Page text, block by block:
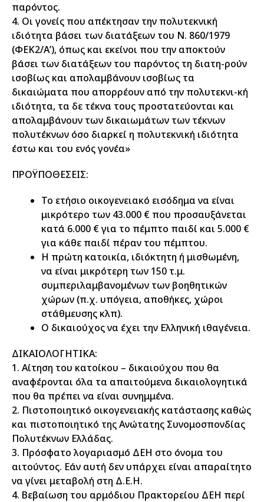
παρόντος.
4. Οι γονείς που απέκτησαν την πολυτεκνική
ιδιότητα βάσει των διατάξεων του Ν. 860/1979
(ΦΕΚ2/Α’), όπως και εκείνοι που την αποκτούν
βάσει των διατάξεων του παρόντος τη διατη-ρούν
ισοβίως και απολαμβάνουν ισοβίως τα
δικαιώματα που απορρέουν από την πολυτεκνι-κή
ιδιότητα, τα δε τέκνα τους προστατεύονται και
απολαμβάνουν των δικαιωμάτων των τέκνων
πολυτέκνων όσο διαρκεί η πολυτεκνική ιδιότητα
έστω και του ενός γονέα»
ΠΡΟΫΠΟΘΕΣΕΙΣ:
Το ετήσιο οικογενειακό εισόδημα να είναι
μικρότερο των 43.000 € που προσαυξάνεται
κατά 6.000 € για το πέμπτο παιδί και 5.000 €
για κάθε παιδί πέραν του πέμπτου.
Η πρώτη κατοικία, ιδιόκτητη ή μισθωμένη,
να είναι μικρότερη των 150 τ.μ.
συμπεριλαμβανομένων των βοηθητικών
χώρων (π.χ. υπόγεια, αποθήκες, χώροι
στάθμευσης κλπ).
Ο δικαιούχος να έχει την Ελληνική ιθαγένεια.
ΔΙΚΑΙΟΛΟΓΗΤΙΚΑ:
1. Αίτηση του κατοίκου – δικαιούχου που θα
αναφέρονται όλα τα απαιτούμενα δικαιολογητικά
που θα πρέπει να είναι συνημμένα.
2. Πιστοποιητικό οικογενειακής κατάστασης καθώς
και πιστοποιητικό της Ανώτατης Συνομοσπονδίας
Πολυτέκνων Ελλάδας.
3. Πρόσφατο λογαριασμό ΔΕΗ στο όνομα του
αιτούντος. Εάν αυτή δεν υπάρχει είναι απαραίτητο
να γίνει μεταβολή στη Δ.Ε.Η.
4. Βεβαίωση του αρμόδιου Πρακτορείου ΔΕΗ περί